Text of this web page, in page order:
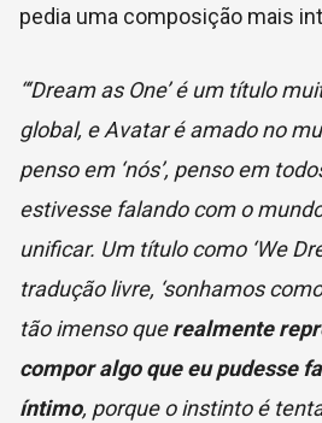
pedia uma composição mais
“‘Dream as One’ é um título
global, e Avatar é amado no
penso em ‘nós’, penso em
estivesse falando com o
unificar. Um título como ‘We
tradução livre, ‘sonhamos
tão imenso querealmente
compor algo que eu pudesse
íntimo, porque o instinto é